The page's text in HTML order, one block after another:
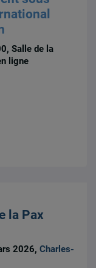
Salle de la
ligne
la Pax
2026,Charles-